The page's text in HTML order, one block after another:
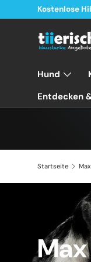
Direkt
Kostenlose
Hund
Entdecken
Startseite